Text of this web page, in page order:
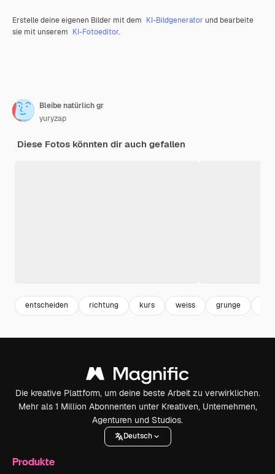
Erstelle deine eigenen Bilder mit dem KI-Bildgenerator und bearbeite
sie mit unserem KI-Fotoeditor.
Bleibe natürlich gr
yuryzap
Diese Fotos könnten dir auch gefallen
entscheiden richtung kurs weiss grunge
Die kreative Plattform, um deine beste Arbeit zu verwirklichen.
Mehr als 1 Million Abonnenten unter Kreativen, Unternehmen,
Agenturen und Studios.
Deutsch
Produkte